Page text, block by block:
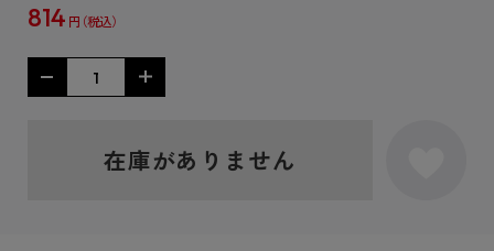
814 円
在庫がありません